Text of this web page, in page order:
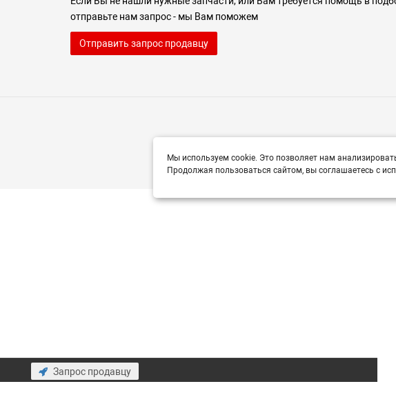
отправьте нам запрос - мы Вам поможем
Отправить запрос продавцу
Мы используем cookie. Это позволяет нам
Продолжая пользоваться сайтом, вы соглашаетесь с
Запрос продавцу